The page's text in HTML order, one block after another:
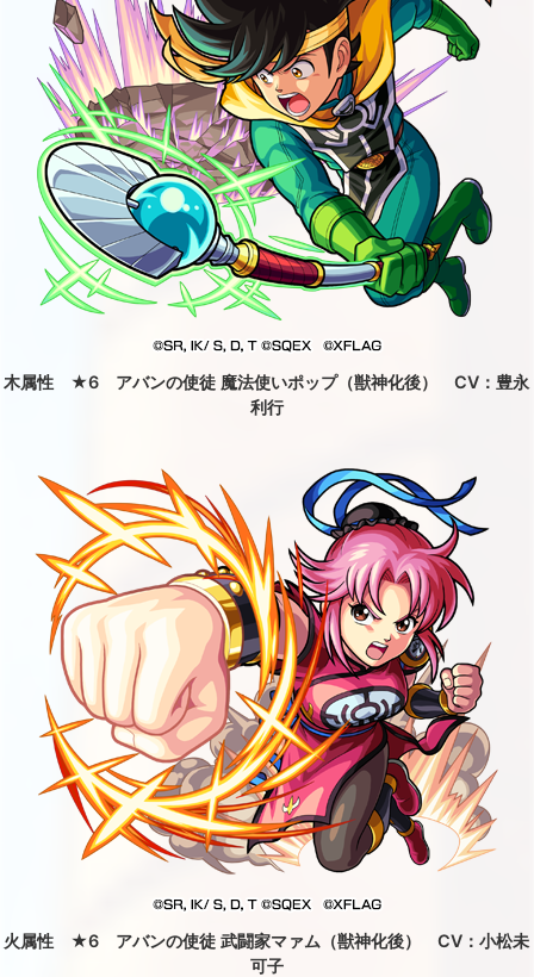
木属性 ★6 アバンの使徒 魔法使いポップ（獣神化後） CV：豊永
利行
火属性 ★6 アバンの使徒 武闘家マァム（獣神化後） CV：小松未
可子